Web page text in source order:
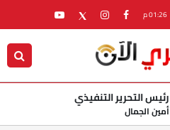
رئيس التحرير التنفيذي
أمين الجمال